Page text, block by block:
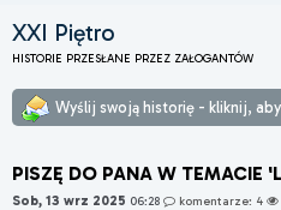
XXI Piętro
HISTORIE PRZESŁANE PRZEZ ZAŁOGANTÓW
Wyślij swoją historię - kliknij,
PISZĘ DO PANA W TEMACIE
Sob, 13 wrz 2025 06:28 komentarze: 4